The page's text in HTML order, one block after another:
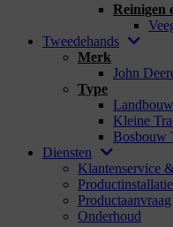
Reinigen
Tweedehands
Merk
John
Type
Kleine
Bosbouw
Diensten
Klantenservice
Productinstallatie
Productaanvraag
Onderhoud